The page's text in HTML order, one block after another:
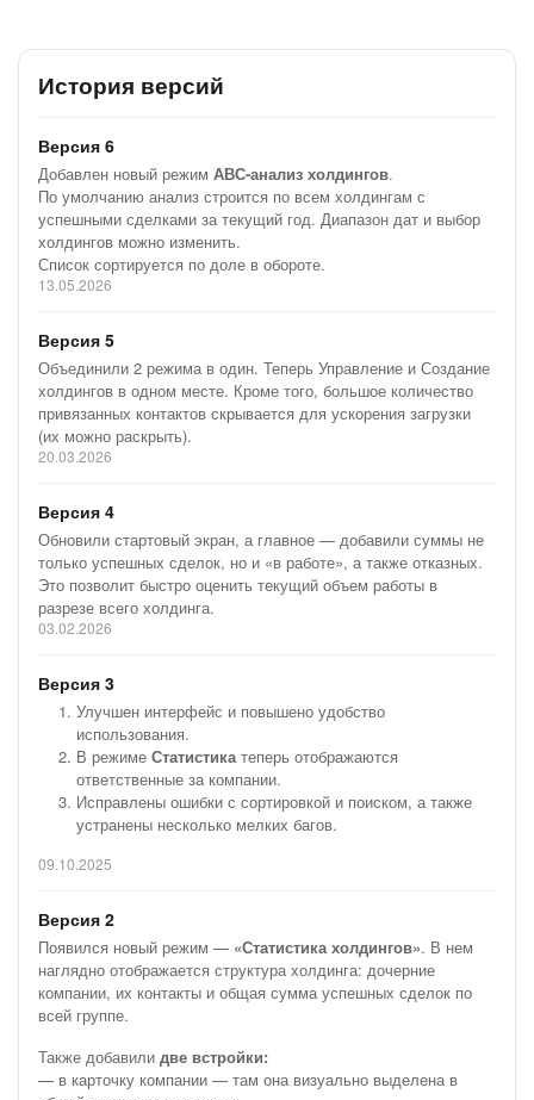
Встройка в карточку компании быстро выделит ее место в
Для того, чтобы пользователю было удобно
ориентироваться в приложении — предусмотрена База
знаний. В ней находятся ответы на часто задаваемые
вопросы, полезные видео и ссылки на помогающие
приложения.
расскажите нам о том, что было бы вам полезно в нашем
телеграм-канале.
Обновления:
— 13.05.2026: добавили АВС-анализ холдингов
— 03.02.2026: добавилисуммы сделок «в работе», а также
отказных.
— 10.10.2025: вывели ответственных за компании в
холдинге и поправили
и двевстройки
— 25.11.2024: выпуск mvp
История версий
Версия 6
Добавлен новый режим АВС-анализ холдингов.
По умолчанию анализ строится по всем холдингам с
успешными сделками за текущий год. Диапазон дат и выбор
холдингов можно изменить.
Список сортируется по доле в обороте.
13.05.2026
Версия 5
Объединили 2 режима в один. Теперь Управление и Создание
холдингов в одном месте. Кроме того, большое количество
привязанных контактов скрывается для ускорения загрузки
(их можно раскрыть).
20.03.2026
Версия 4
Обновили стартовый экран, а главное — добавили суммы не
только успешных сделок, но и «в работе», а также отказных.
Это позволит быстро оценить текущий объем работы в
разрезе всего холдинга.
03.02.2026
Версия 3
Улучшен интерфейс и повышено удобство
использования.
В режиме Статистикатеперь отображаются
ответственные за компании.
Исправлены ошибки с сортировкой и поиском, а также
устранены несколько мелких багов.
09.10.2025
Версия 2
Появился новый режим — «Статистика холдингов». В нем
наглядно отображается структура холдинга: дочерние
компании, их контакты и общая сумма успешных сделок по
всей группе.
Также добавили две встройки:
— в карточку компании — там она визуально выделена в